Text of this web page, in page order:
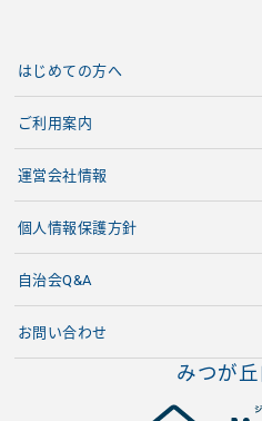
みつが
はじめての方へ
ご利用案内
運営会社情報
個人情報保護方針
自治会Q&A
お問い合わせ